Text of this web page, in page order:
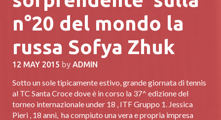
n°20 del mondo la
russa Sofya Zhuk
12 MAY 2015 by ADMIN
Sotto un sole tipicamente estivo, grande giornata di tennis
al TC Santa Croce dove è in corso la 37^ edizione del
torneo internazionale under 18 , ITF Gruppo 1. Jessica
Pieri , 18 anni, ha compiuto una vera e propria impresa